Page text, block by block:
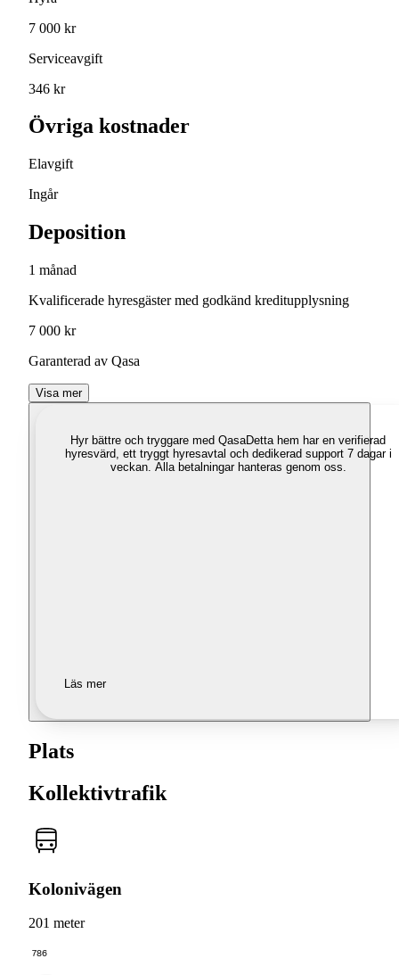
7 000 kr
Serviceavgift
346 kr
Övriga kostnader
Elavgift
Ingår
Deposition
1 månad
Kvalificerade hyresgäster med godkänd kreditupplysning
7 000 kr
Garanterad av Qasa
Visa mer
Hyr bättre och tryggare med QasaDetta hem har en verifierad
hyresvärd, ett tryggt hyresavtal och dedikerad support 7 dagar i
veckan. Alla betalningar hanteras genom oss.
Läs mer
Plats
Kollektivtrafik
Kolonivägen
201 meter
786